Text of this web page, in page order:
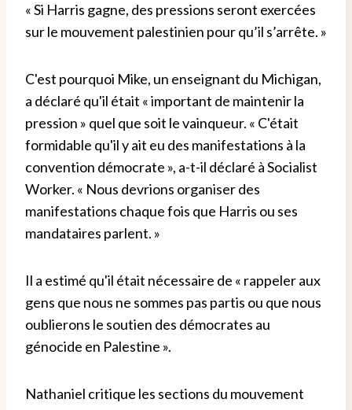
« Si Harris gagne, des pressions seront exercées
sur le mouvement palestinien pour qu’il s’arrête. »
C'est pourquoi Mike, un enseignant du Michigan,
a déclaré qu'il était « important de maintenir la
pression » quel que soit le vainqueur. « C'était
formidable qu'il y ait eu des manifestations à la
convention démocrate », a-t-il déclaré à Socialist
Worker. « Nous devrions organiser des
manifestations chaque fois que Harris ou ses
mandataires parlent. »
Il a estimé qu'il était nécessaire de « rappeler aux
gens que nous ne sommes pas partis ou que nous
oublierons le soutien des démocrates au
génocide en Palestine ».
Nathaniel critique les sections du mouvement